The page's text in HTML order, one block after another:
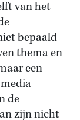
van het
bepaald
thema en
een
de
zijn nicht